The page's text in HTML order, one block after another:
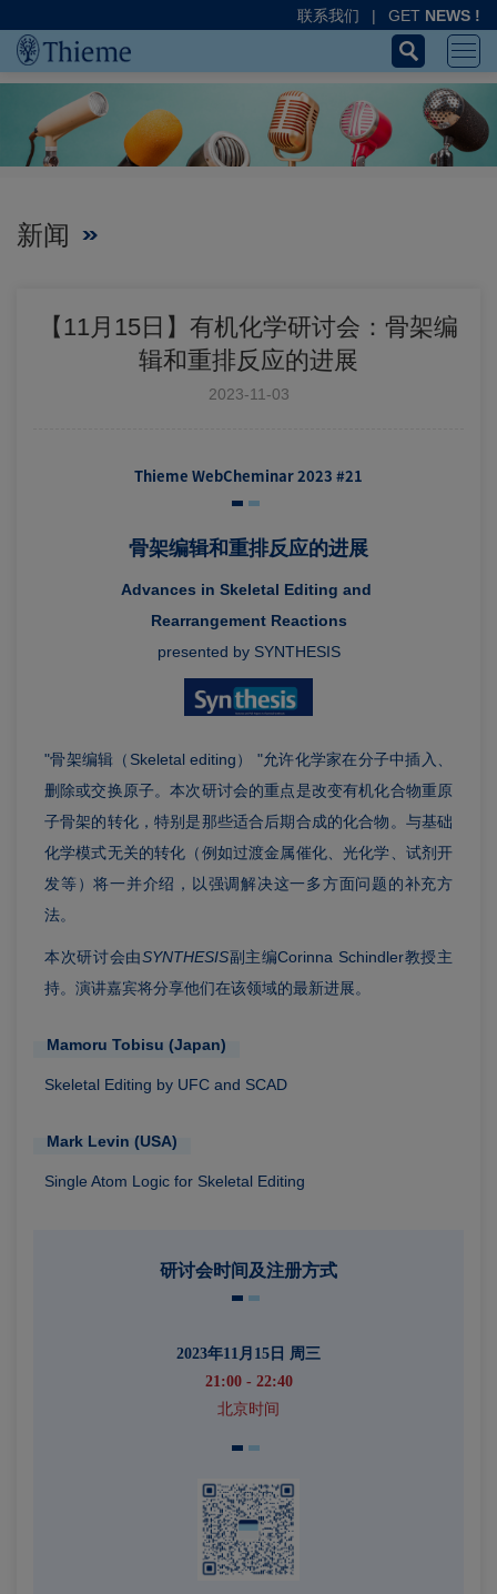
联系我们 | GET NEWS !
新闻
【11月15日】有机化学研讨会：骨架编
辑和重排反应的进展
2023-11-03
Thieme WebCheminar 2023 #21
骨架编辑和重排反应的进展
Advances in Skeletal Editing and
Rearrangement Reactions
presented by SYNTHESIS
"骨架编辑（Skeletal editing） "允许化学家在分子中插入、
删除或交换原子。本次研讨会的重点是改变有机化合物重原
子骨架的转化，特别是那些适合后期合成的化合物。与基础
化学模式无关的转化（例如过渡金属催化、光化学、试剂开
发等）将一并介绍，以强调解决这一多方面问题的补充方
法。
本次研讨会由SYNTHESIS副主编Corinna Schindler教授主
持。演讲嘉宾将分享他们在该领域的最新进展。
Mamoru Tobisu (Japan)
Skeletal Editing by UFC and SCAD
Mark Levin (USA)
Single Atom Logic for Skeletal Editing
研讨会时间及注册方式
2023年11月15日 周三
21:00 - 22:40
北京时间